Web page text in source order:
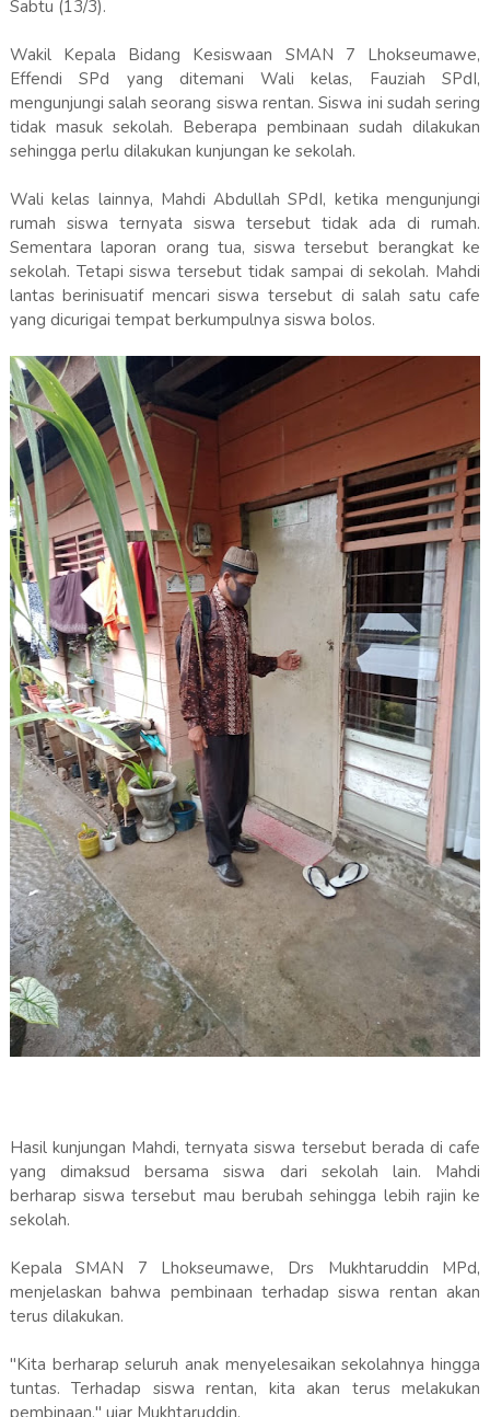
Sabtu (13/3).
Wakil Kepala Bidang Kesiswaan SMAN 7 Lhokseumawe,
Effendi SPd yang ditemani Wali kelas, Fauziah SPdI,
mengunjungi salah seorang siswa rentan. Siswa ini sudah sering
tidak masuk sekolah. Beberapa pembinaan sudah dilakukan
sehingga perlu dilakukan kunjungan ke sekolah.
Wali kelas lainnya, Mahdi Abdullah SPdI, ketika mengunjungi
rumah siswa ternyata siswa tersebut tidak ada di rumah.
Sementara laporan orang tua, siswa tersebut berangkat ke
sekolah. Tetapi siswa tersebut tidak sampai di sekolah. Mahdi
lantas berinisuatif mencari siswa tersebut di salah satu cafe
yang dicurigai tempat berkumpulnya siswa bolos.
Hasil kunjungan Mahdi, ternyata siswa tersebut berada di cafe
yang dimaksud bersama siswa dari sekolah lain. Mahdi
berharap siswa tersebut mau berubah sehingga lebih rajin ke
sekolah.
Kepala SMAN 7 Lhokseumawe, Drs Mukhtaruddin MPd,
menjelaskan bahwa pembinaan terhadap siswa rentan akan
terus dilakukan.
"Kita berharap seluruh anak menyelesaikan sekolahnya hingga
tuntas. Terhadap siswa rentan, kita akan terus melakukan
pembinaan," ujar Mukhtaruddin.